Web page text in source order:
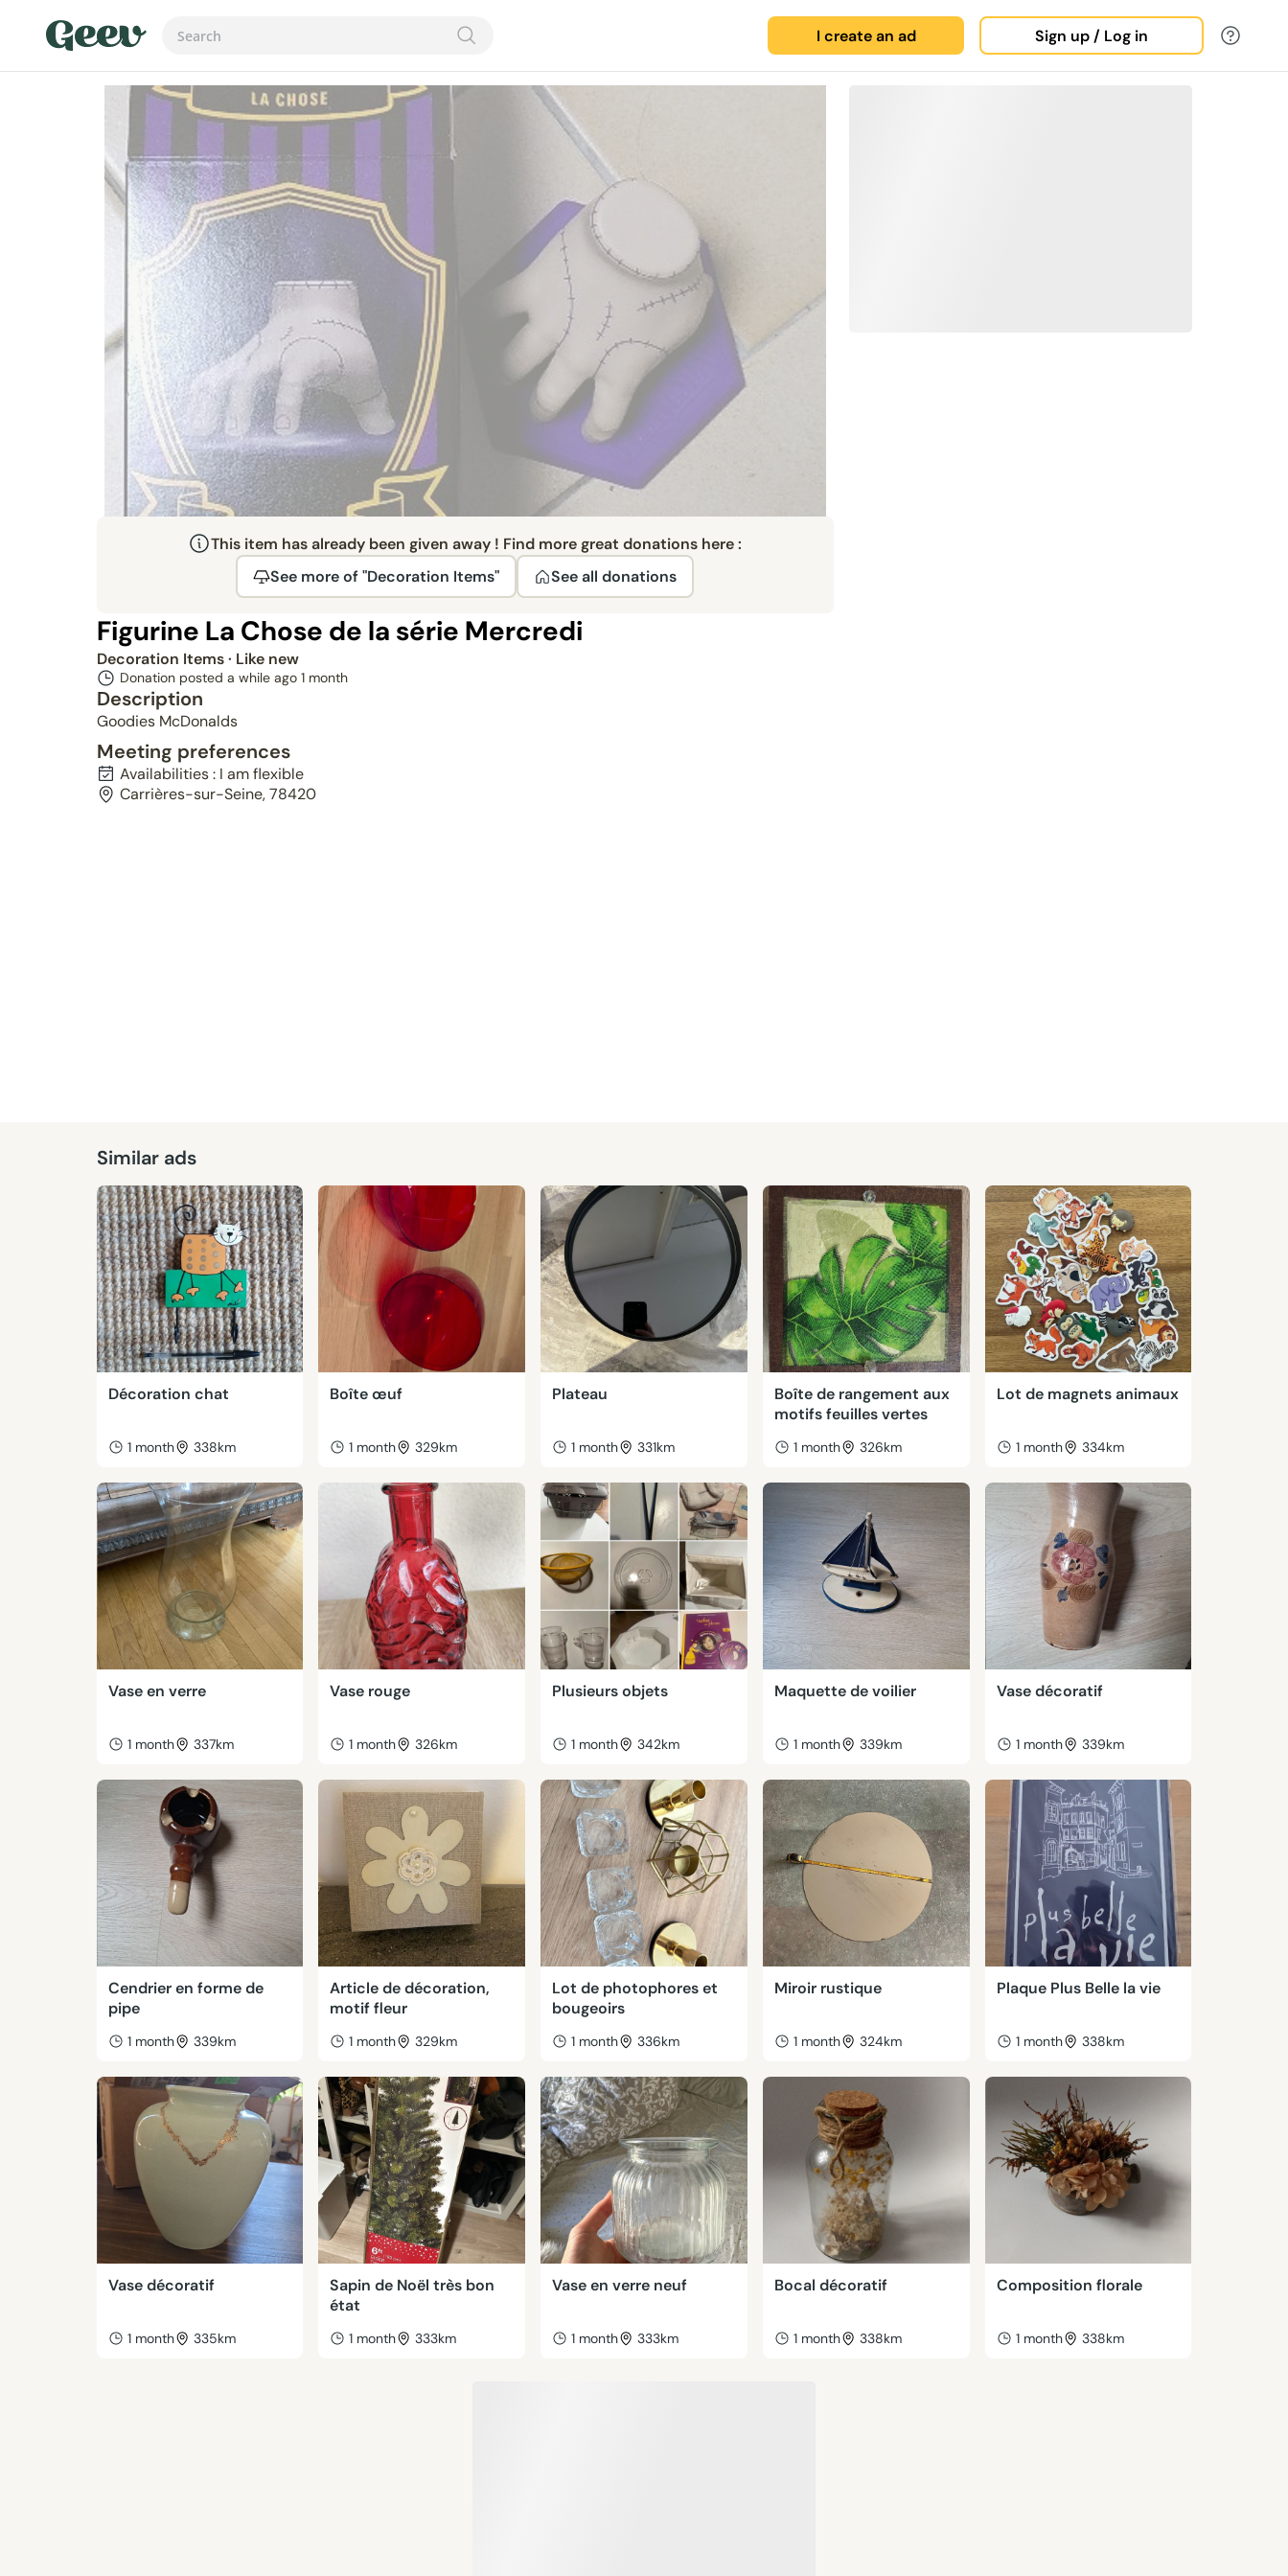
I create an ad Sign up / Log in
This item has already been given away ! Find more great donations here :
See more of "Decoration Items"
See all donations
Figurine La Chose de la série Mercredi
Decoration Items· Like new
Donation posted a while ago 1 month
Description
Goodies McDonalds
Meeting preferences
Availabilities : I am flexible
Carrières-sur-Seine, 78420
Similar ads
Décoration chat
1 month 338km
Boîte œuf
1 month 329km
Plateau
1 month 331km
Boîte de rangement aux
motifs feuilles vertes
1 month 326km
Lot de magnets animaux
1 month 334km
Vase en verre
1 month 337km
Vase rouge
1 month 326km
Plusieurs objets
1 month 342km
Maquette de voilier
1 month 339km
Vase décoratif
1 month 339km
Cendrier en forme de
pipe
1 month 339km
Article de décoration,
motif fleur
1 month 329km
Lot de photophores et
bougeoirs
1 month 336km
Miroir rustique
1 month 324km
Plaque Plus Belle la vie
1 month 338km
Vase décoratif
1 month 335km
Sapin de Noël très bon
état
1 month 333km
Vase en verre neuf
1 month 333km
Bocal décoratif
1 month 338km
Composition florale
1 month 338km